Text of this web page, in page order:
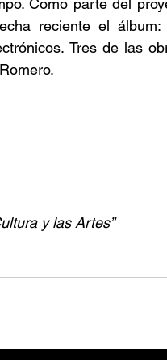
Como parte del
reciente el álbum:
Tres de las
y las Artes”